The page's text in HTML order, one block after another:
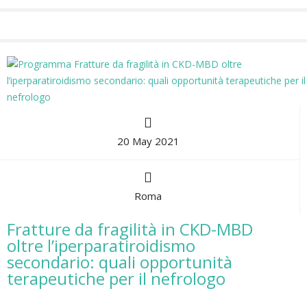
20 May 2021
Roma
Fratture da fragilità in CKD-MBD
oltre l’iperparatiroidismo
secondario: quali opportunità
terapeutiche per il nefrologo